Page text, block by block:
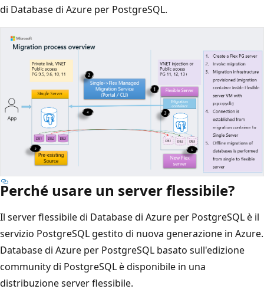
di Database di Azure per PostgreSQL.
Perché usare un server flessibile?
Il server flessibile di Database di Azure per PostgreSQL è il
servizio PostgreSQL gestito di nuova generazione in Azure.
Database di Azure per PostgreSQL basato sull'edizione
community di PostgreSQL è disponibile in una
distribuzione server flessibile.